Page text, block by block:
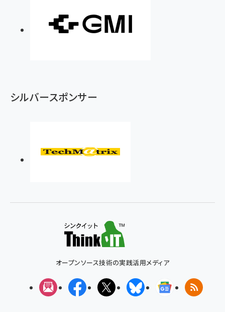
シルバースポンサー
オープンソース技術の実践活用メディア
メルマガFacebookX(エックス)BlueskyGoogleニュ
RSS